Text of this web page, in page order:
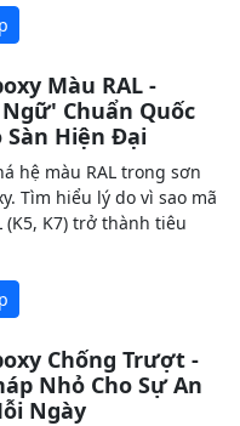
Màu RAL -
Chuẩn Quốc
Sàn Hiện Đại
hệ màu RAL trong sơn
Tìm hiểu lý do vì sao mã
(K5, K7) trở thành tiêu
Chống Trượt -
Nhỏ Cho Sự An
Ngày